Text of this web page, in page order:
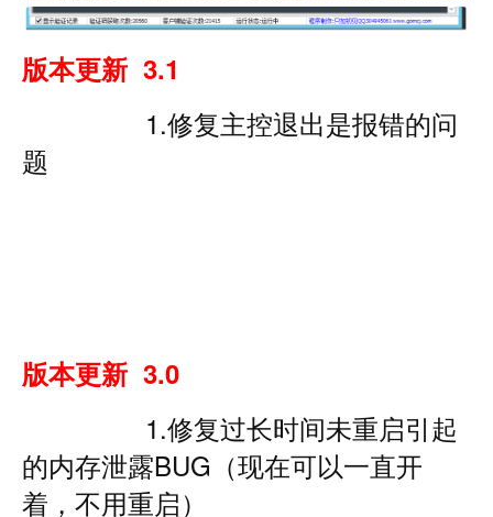
版本更新 3.1
1.修复主控退出是报错的问
题
版本更新 3.0
1.修复过长时间未重启引起
的内存泄露BUG（现在可以一直开
着，不用重启）